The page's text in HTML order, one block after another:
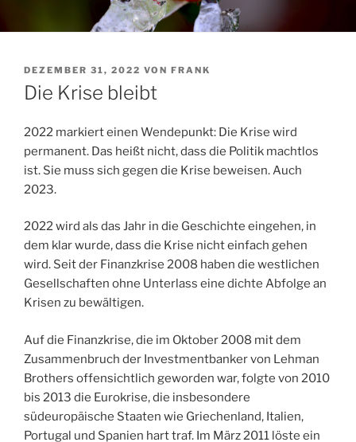
VERÖFFENTLICHT
AM
DEZEMBER 31, 2022 VON FRANK
Die Krise bleibt
2022 markiert einen Wendepunkt: Die Krise wird
permanent. Das heißt nicht, dass die Politik machtlos
ist. Sie muss sich gegen die Krise beweisen. Auch
2023.
2022 wird als das Jahr in die Geschichte eingehen, in
dem klar wurde, dass die Krise nicht einfach gehen
wird. Seit der Finanzkrise 2008 haben die westlichen
Gesellschaften ohne Unterlass eine dichte Abfolge an
Krisen zu bewältigen.
Auf die Finanzkrise, die im Oktober 2008 mit dem
Zusammenbruch der Investmentbanker von Lehman
Brothers offensichtlich geworden war, folgte von 2010
bis 2013 die Eurokrise, die insbesondere
südeuropäische Staaten wie Griechenland, Italien,
Portugal und Spanien hart traf. Im März 2011 löste ein